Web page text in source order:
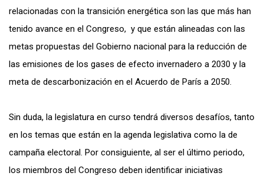
relacionadas con la transición energética son las que más han
tenido avance en el Congreso, y que están alineadas con las
metas propuestas del Gobierno nacional para la reducción de
las emisiones de los gases de efecto invernadero a 2030 y la
meta de descarbonización en el Acuerdo de París a 2050.
Sin duda, la legislatura en curso tendrá diversos desafíos, tanto
en los temas que están en la agenda legislativa como la de
campaña electoral. Por consiguiente, al ser el último periodo,
los miembros del Congreso deben identificar iniciativas